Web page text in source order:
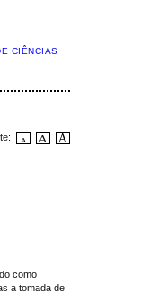
CIÊNCIAS
como
a tomada de